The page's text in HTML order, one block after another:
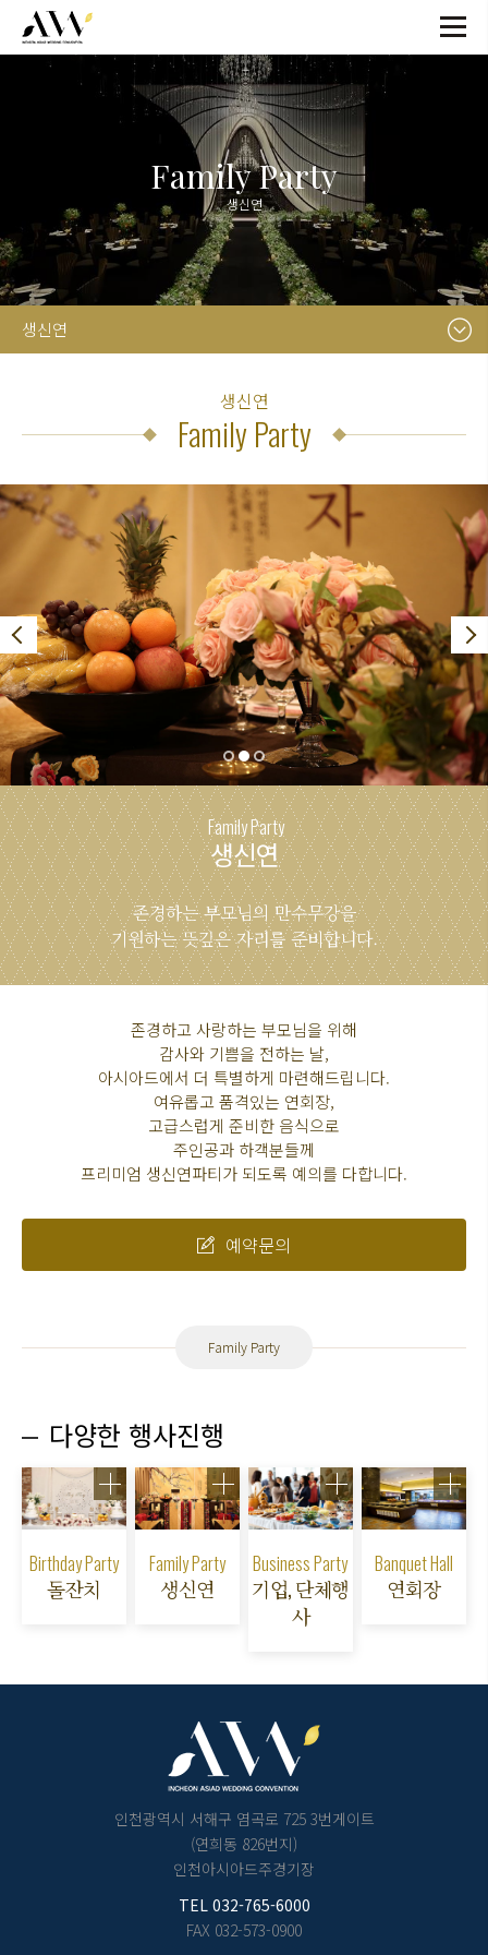
Family Party
생신연
생신연
생신연
Family Party
Family Party
생신연
존경하는 부모님의 만수무강을
기원하는 뜻깊은 자리를 준비합니다.
존경하고 사랑하는 부모님을 위해
감사와 기쁨을 전하는 날,
아시아드에서 더 특별하게 마련해드립니다.
여유롭고 품격있는 연회장,
고급스럽게 준비한 음식으로
주인공과 하객분들께
프리미엄 생신연파티가 되도록 예의를 다합니다.
예약문의
Family Party
다양한 행사진행
Birthday Party
돌잔치
Family Party
생신연
Business Party
기업, 단체행
사
Banquet Hall
연회장
인천광역시 서해구 염곡로 725 3번게이트
(연희동 826번지)
인천아시아드주경기장
TEL 032-765-6000
FAX 032-573-0900